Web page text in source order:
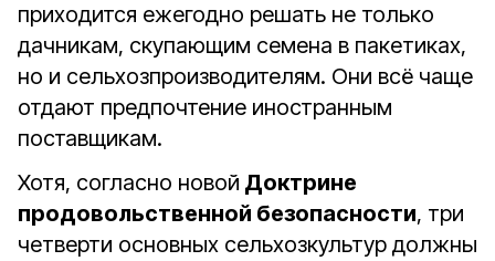
приходится ежегодно решать не только
дачникам, скупающим семена в пакетиках,
но и сельхозпроизводителям. Они всё чаще
отдают предпочтение иностранным
поставщикам.
Хотя, согласно новой Доктрине
продовольственной безопасности, три
четверти основных сельхозкультур должны